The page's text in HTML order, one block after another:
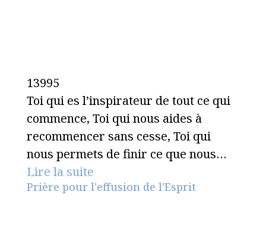
13995
Toi qui es l’inspirateur de tout ce qui
commence, Toi qui nous aides à
recommencer sans cesse, Toi qui
nous permets de finir ce que nous…
Lire la suite
Prière pour l'effusion de l'Esprit